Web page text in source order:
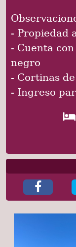
- Propiedad
- Cuenta
negro
- Cortinas
- Ingreso